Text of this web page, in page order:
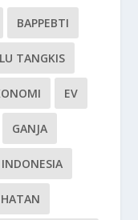
BAPPEBTI
TANGKIS
EV
GANJA
INDONESIA